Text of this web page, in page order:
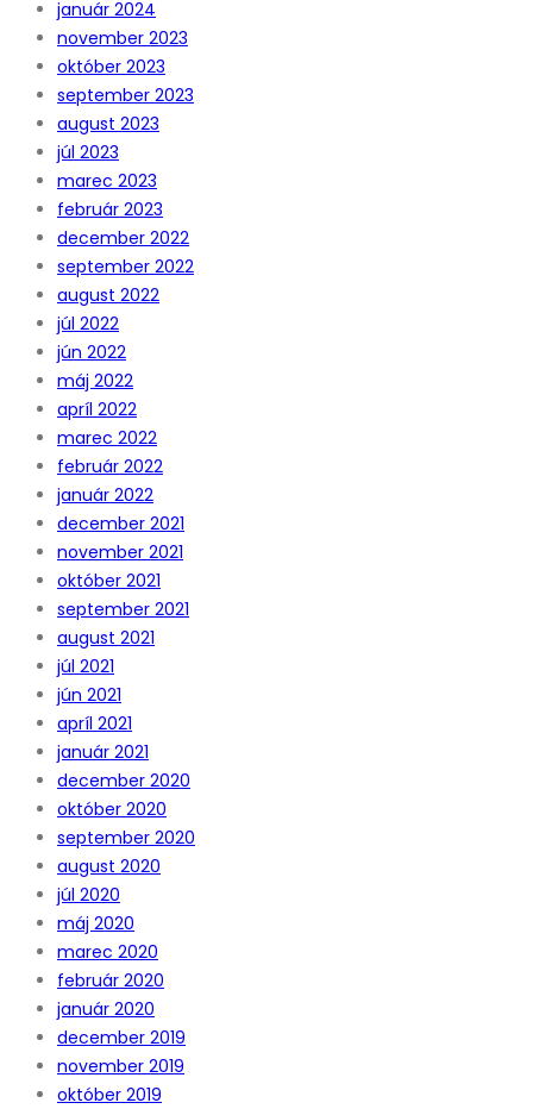
január 2024
november 2023
október 2023
september 2023
august 2023
júl 2023
marec 2023
február 2023
december 2022
september 2022
august 2022
júl 2022
jún 2022
máj 2022
apríl 2022
marec 2022
február 2022
január 2022
december 2021
november 2021
október 2021
september 2021
august 2021
júl 2021
jún 2021
apríl 2021
január 2021
december 2020
október 2020
september 2020
august 2020
júl 2020
máj 2020
marec 2020
február 2020
január 2020
december 2019
november 2019
október 2019